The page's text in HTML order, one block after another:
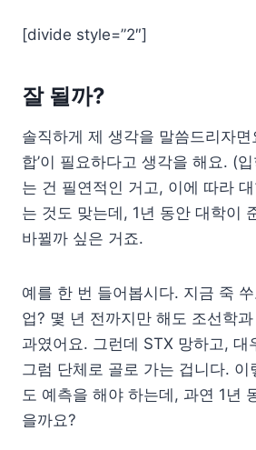
[divide style=”2″]
잘 될까?
솔직하게 제 생각을 말씀드리자면
합’이 필요하다고 생각을 해요. (
는 건 필연적인 거고, 이에 따라
는 것도 맞는데, 1년 동안 대학이
바뀔까 싶은 거죠.
예를 한 번 들어봅시다. 지금 죽
업? 몇 년 전까지만 해도 조선학
과였어요. 그런데 STX 망하고, 대
그럼 단체로 골로 가는 겁니다. 이
도 예측을 해야 하는데, 과연 1년
을까요?